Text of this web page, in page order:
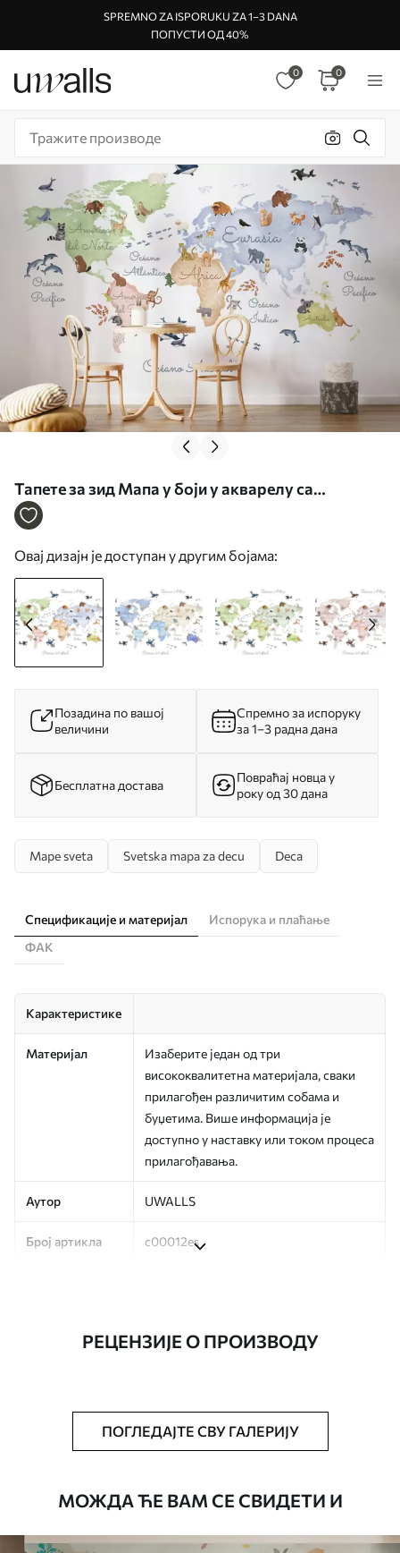
SPREMNO ZA ISPORUKU ZA 1–3 DANA
ПОПУСТИ ОД 40%
0 0
Тапете за зид Мапа у боји у акварелу са
животињама. Ознаке на шпанском. бр. c00012es
Овај дизајн је доступан у другим бојама:
Позадина по вашој
величини
Спремно за испоруку
за 1–3 радна дана
Бесплатна достава
Повраћај новца у
року од 30 дана
Mape sveta Svetska mapa za decu Deca
Спецификације и материјал
Испорука и плаћање
ФАК
Карактеристике
Материјал
Изаберите један од три
висококвалитетна материјала, сваки
прилагођен различитим собама и
буџетима. Више информација је
доступно у наставку или током процеса
прилагођавања.
Аутор UWALLS
Број артикла c00012es
Тапета се може нежно очистити меким
сунђером. Позадине са завршном
водом.
РЕЦЕНЗИЈЕ О ПРОИЗВОДУ
ПОГЛЕДАЈТЕ СВУ ГАЛЕРИЈУ
МОЖДА ЋЕ ВАМ СЕ СВИДЕТИ И